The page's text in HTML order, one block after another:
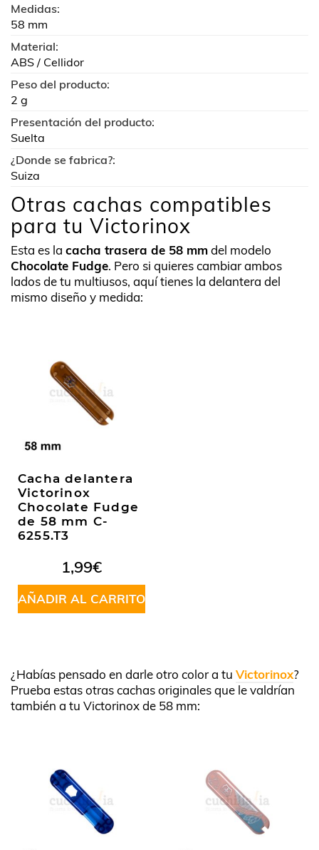
Medidas:
58 mm
Material:
ABS / Cellidor
Peso del producto:
2 g
Presentación del producto:
Suelta
¿Donde se fabrica?:
Suiza
Otras cachas compatibles
para tu Victorinox
Esta es la cacha trasera de 58 mmdel modelo
Chocolate Fudge. Pero si quieres cambiar ambos
lados de tu multiusos, aquí tienes la delantera del
mismo diseño y medida:
Cacha delantera
Victorinox
Chocolate Fudge
de 58 mm C-
6255.T3
1,99€
AÑADIR AL CARRITO
¿Habías pensado en darle otro color a tu Victorinox?
Prueba estas otras cachas originales que le valdrían
también a tu Victorinox de 58 mm: